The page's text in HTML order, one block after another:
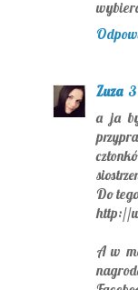
Zuza 3
a ja
Do
http://
A w